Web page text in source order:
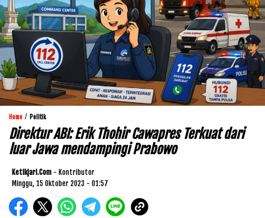
Home / Politik
Direktur ABI: Erik Thohir Cawapres Terkuat dari
luar Jawa mendampingi Prabowo
Ketikjari.com - Kontributor
Minggu, 15 Oktober 2023 - 01:57